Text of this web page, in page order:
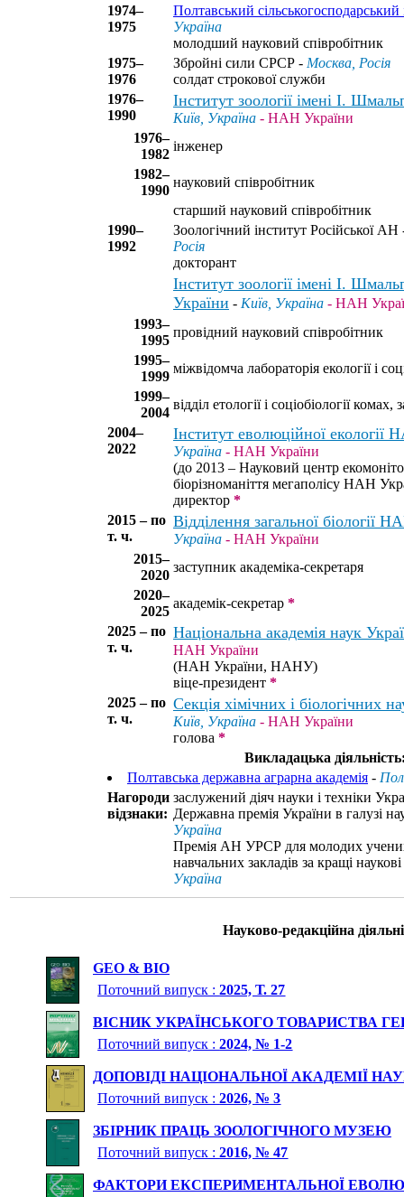
1974–
1975
Полтавський сільськогосподарський
Україна
молодший науковий співробітник
1975–
1976
Збройні сили СРСР - Москва, Росія
солдат строкової служби
1976–
1990
Інститут зоології імені І.
Київ, Україна - НАН України
1976–
1982
інженер
1982–
1990
науковий співробітник
старший науковий співробітник
1990–
1992
Зоологічний інститут Російської
Росія
докторант
Інститут зоології імені І.
України - Київ, Україна - НАН
1993–
1995
провідний науковий співробітник
1995–
1999
міжвідомча лабораторія екології і
1999–
2004
відділ етології і соціобіології комах,
2004–
2022
Інститут еволюційної екології
Україна - НАН України
(до 2013 – Науковий центр
біорізноманіття мегаполісу НАН
директор *
2015 – по
т. ч.
Відділення загальної біології
Україна - НАН України
2015–
2020
заступник академіка-секретаря
2020–
2025
академік-секретар *
2025 – по
т. ч.
Національна академія наук
НАН України
(НАН України, НАНУ)
віце-президент *
2025 – по
т. ч.
Секція хімічних і біологічних
Київ, Україна - НАН України
голова *
Викладацька
Полтавська державна аграрна академія -
Нагороди
відзнаки:
заслужений діяч науки і техніки
Державна премія України в галузі
Україна
Премія АН УРСР для молодих
навчальних закладів за кращі
Україна
Науково-редакційна
GEO & BIO
Поточний випуск :2025, Т. 27
ВІСНИК УКРАЇНСЬКОГО ТОВАРИСТВА
Поточний випуск :2024, № 1-2
ДОПОВІДІ НАЦІОНАЛЬНОЇ АКАДЕМІЇ
Поточний випуск :2026, № 3
ЗБІРНИК ПРАЦЬ ЗООЛОГІЧНОГО МУЗЕЮ
Поточний випуск :2016, № 47
ФАКТОРИ ЕКСПЕРИМЕНТАЛЬНОЇ